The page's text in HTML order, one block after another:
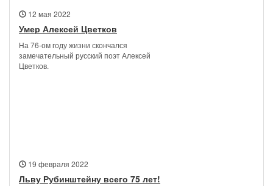
12 мая 2022
Умер Алексей Цветков
На 76-ом году жизни скончался
замечательный русский поэт Алексей
Цветков.
19 февраля 2022
Льву Рубинштейну всего 75 лет!